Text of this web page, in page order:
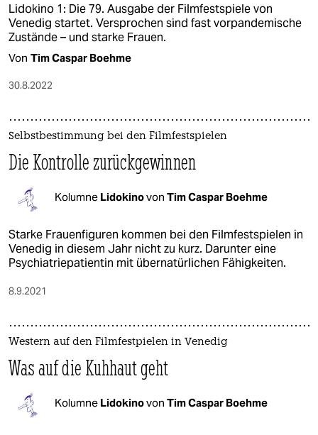
Lidokino 1: Die 79. Ausgabe der Filmfestspiele von
Venedig startet. Versprochen sind fast vorpandemische
Zustände – und starke Frauen.
Von Tim Caspar Boehme
30.8.2022
Selbstbestimmung bei den Filmfestspielen
Die Kontrolle zurückgewinnen
Kolumne Lidokinovon Tim Caspar Boehme
Starke Frauenfiguren kommen bei den Filmfestspielen in
Venedig in diesem Jahr nicht zu kurz. Darunter eine
Psychiatriepatientin mit übernatürlichen Fähigkeiten.
8.9.2021
Western auf den Filmfestpielen in Venedig
Was auf die Kuhhaut geht
Kolumne Lidokinovon Tim Caspar Boehme